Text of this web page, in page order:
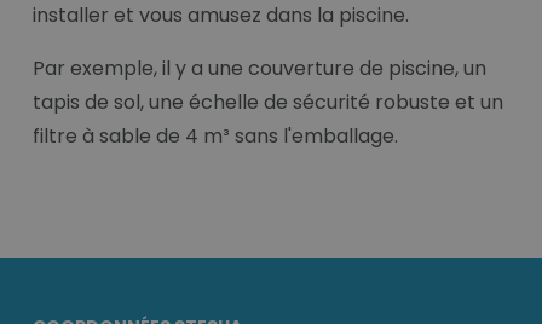
installer et vous amusez dans la piscine.
Par exemple, il y a une couverture de piscine, un
tapis de sol, une échelle de sécurité robuste et un
filtre à sable de 4 m³ sans l'emballage.